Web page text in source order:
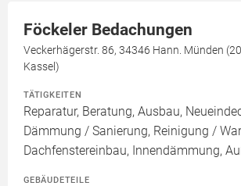
Föckeler Bedachungen
Veckerhägerstr. 86, 34346 Hann. Münden
Kassel)
TÄTIGKEITEN
Reparatur, Beratung, Ausbau,
Dämmung / Sanierung, Reinigung /
Dachfenstereinbau, Innendämmung,
GEBÄUDETEILE